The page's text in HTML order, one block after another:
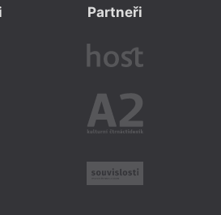
Partneři